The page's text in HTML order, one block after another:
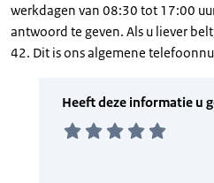
werkdagen van 08:30 tot 17:00
antwoord te geven. Als u liever
42. Dit is ons algemene